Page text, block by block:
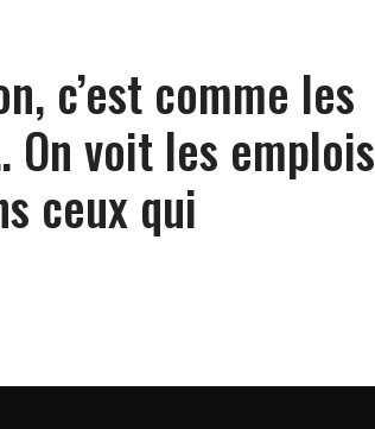
c’est comme les
On voit les emplois
ceux qui